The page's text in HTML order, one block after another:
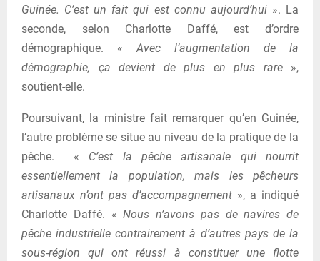
Guinée. C’est un fait qui est connu aujourd’hui». La
seconde, selon Charlotte Daffé, est d’ordre
démographique. «Avec l’augmentation de la
démographie, ça devient de plus en plus rare»,
soutient-elle.
Poursuivant, la ministre fait remarquer qu’en Guinée,
l’autre problème se situe au niveau de la pratique de la
pêche. « C’est la pêche artisanale qui nourrit
essentiellement la population, mais les pêcheurs
artisanaux n’ont pas d’accompagnement », a indiqué
Charlotte Daffé. «Nous n’avons pas de navires de
pêche industrielle contrairement à d’autres pays de la
sous-région qui ont réussi à constituer une flotte